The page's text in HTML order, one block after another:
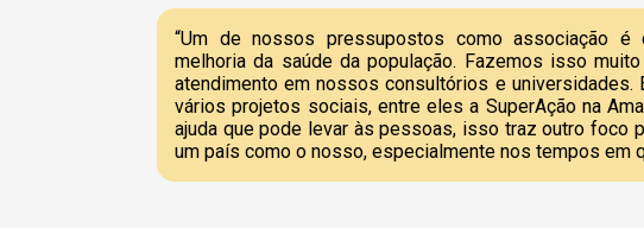
“Um de nossos pressupostos como associação é
melhoria da saúde da população. Fazemos isso
atendimento em nossos consultórios e
vários projetos sociais, entre eles a SuperAção na
ajuda que pode levar às pessoas, isso traz outro foco
um país como o nosso, especialmente nos tempos em